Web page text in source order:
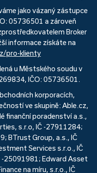
jako vázaný zástupce
05736501 a zároveň
Broker
informace získáte na
pro-klienty
u Městského soudu v
IČO: 05736501.
korporacích,
ve skupině: Able.cz,
finanční poradenství a.s.,
s.r.o, IČ -27911284;
BTrust Group, a.s., IČ
Services s.r.o., IČ
-25091981; Edward Asset
na míru, s.r.o., IČ